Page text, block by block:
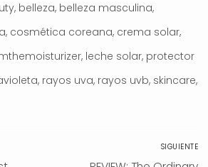
, belleza, belleza masculina,
, cosmética coreana, crema solar,
, leche solar, protector
, rayos uva, rayos uvb, skincare,
SIGUIENTE